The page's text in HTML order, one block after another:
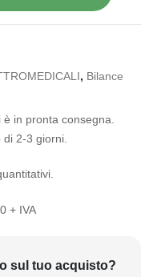
, Bilance
in pronta consegna.
2-3 giorni.
+ IVA
sul tuo acquisto?